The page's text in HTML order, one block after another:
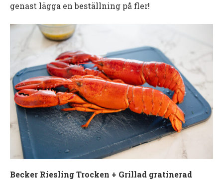
genast lägga en beställning på fler!
Becker Riesling Trocken + Grillad gratinerad